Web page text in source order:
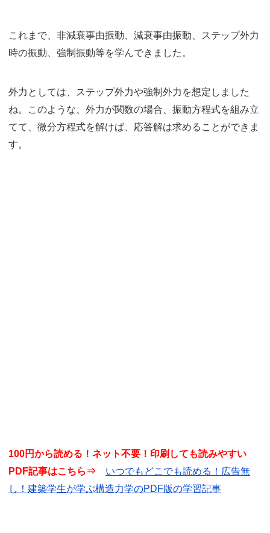
これまで、非減衰事由振動、減衰事由振動、ステップ外力
時の振動、強制振動等を学んできました。
外力としては、ステップ外力や強制外力を想定しました
ね。このような、外力が関数の場合、振動方程式を組み立
てて、微分方程式を解けば、応答解は求めることができま
す。
100円から読める！ネット不要！印刷しても読みやすい
PDF記事はこちら⇒ いつでもどこでも読める！広告無
し！建築学生が学ぶ構造力学のPDF版の学習記事